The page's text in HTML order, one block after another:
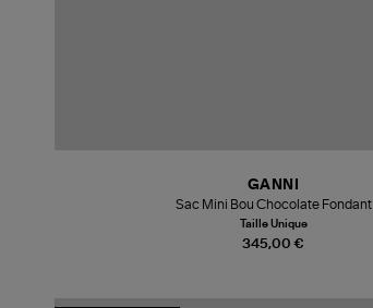
345,00 €
GANNI
Sac Mini Bou Chocolate Fondant
Taille Unique